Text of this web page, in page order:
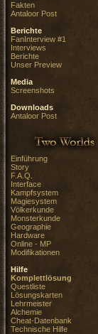
Fakten
Antaloor Post
Berichte
FanInterview #1
Interviews
Berichte
Unser Preview
Media
Screenshots
Downloads
Antaloor Post
Einführung
Story
F.A.Q.
Interface
Kampfsystem
Magiesystem
Völkerkunde
Monsterkunde
Geographie
Hardware
Online - MP
Modifikationen
Hilfe
Komplettlösung
Questliste
Lösungskarten
Lehrmeister
Alchemie
Cheat-Datenbank
Technische Hilfe